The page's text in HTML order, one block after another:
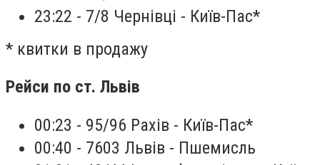
23:22 - 7/8 Чернівці - Київ-Пас*‍
* квитки в продажу
Рейси по ст. Львів
00:23 - 95/96 Рахів - Київ-Пас*
00:40 - 7603 Львів - Пшемисль